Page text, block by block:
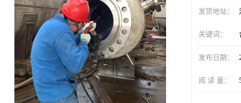
发货地址：
关键词：
发布日期：
阅 读 量：